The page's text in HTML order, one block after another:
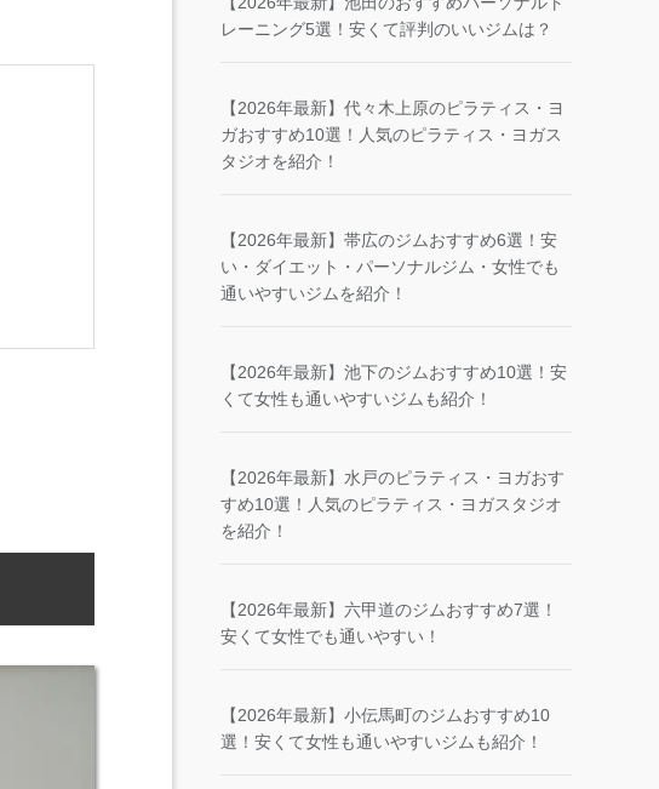
レーニング5選！安くて評判のいいジムは？
【2026年最新】代々木上原のピラティス・ヨ
ガおすすめ10選！人気のピラティス・ヨガス
タジオを紹介！
【2026年最新】帯広のジムおすすめ6選！安
い・ダイエット・パーソナルジム・女性でも
通いやすいジムを紹介！
【2026年最新】池下のジムおすすめ10選！安
くて女性も通いやすいジムも紹介！
【2026年最新】水戸のピラティス・ヨガおす
すめ10選！人気のピラティス・ヨガスタジオ
を紹介！
【2026年最新】六甲道のジムおすすめ7選！
安くて女性でも通いやすい！
【2026年最新】小伝馬町のジムおすすめ10
選！安くて女性も通いやすいジムも紹介！